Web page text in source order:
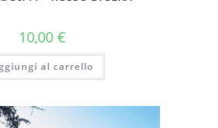
10,00 €
al carrello